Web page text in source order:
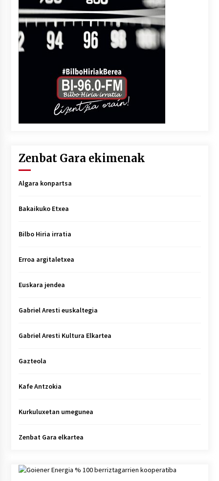
Zenbat Gara ekimenak
Algara konpartsa
Bakaikuko Etxea
Bilbo Hiria irratia
Erroa argitaletxea
Euskara jendea
Gabriel Aresti euskaltegia
Gabriel Aresti Kultura Elkartea
Gazteola
Kafe Antzokia
Kurkuluxetan umegunea
Zenbat Gara elkartea